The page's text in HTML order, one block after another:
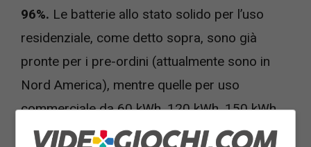
96%. Le batterie allo stato solido per l’uso
residenziale, come detto sopra, sono già
pronte per i pre-ordini (attualmente sono in
Nord America), mentre quelle per uso
commerciale da 60 kWh, 120 kWh, 150 kWh,
180 kWh, 300 kWh , 470 kWh, 1 MWh e 2